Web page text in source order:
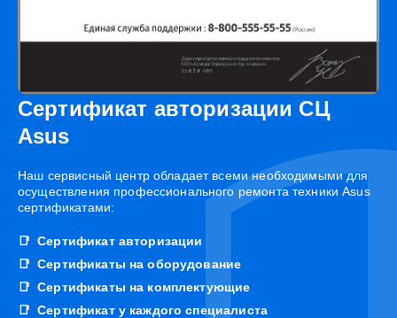
Сертификат авторизации СЦ
Asus
Наш сервисный центр обладает всеми необходимыми для
осуществления профессионального ремонта техники Asus
сертификатами:
Сертификат авторизации
Сертификаты на оборудование
Сертификаты на комплектующие
Сертификат у каждого специалиста